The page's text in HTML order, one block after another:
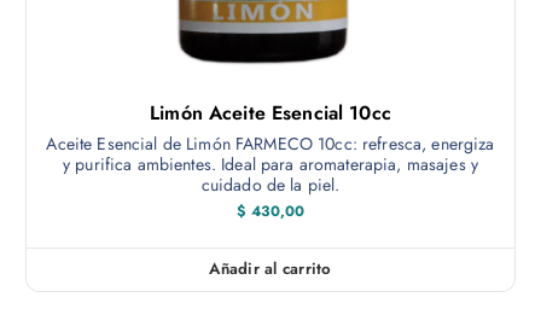
Limón Aceite Esencial 10cc
Aceite Esencial de Limón FARMECO 10cc: refresca, energiza
y purifica ambientes. Ideal para aromaterapia, masajes y
cuidado de la piel.
$ 430,00
Añadir al carrito